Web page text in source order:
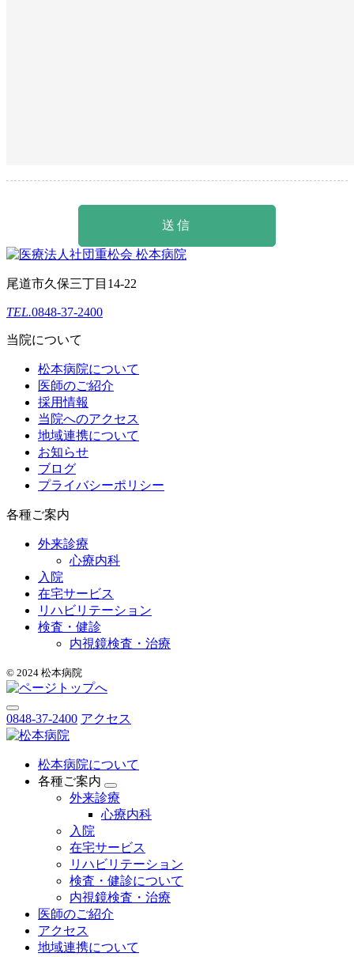
尾道市久保三丁目14-22
TEL.0848-37-2400
当院について
松本病院について
医師のご紹介
採用情報
当院へのアクセス
地域連携について
お知らせ
ブログ
プライバシーポリシー
各種ご案内
外来診療
心療内科
入院
在宅サービス
リハビリテーション
検査・健診
内視鏡検査・治療
© 2024 松本病院
0848-37-2400 アクセス
松本病院について
各種ご案内
外来診療
心療内科
入院
在宅サービス
リハビリテーション
検査・健診について
内視鏡検査・治療
医師のご紹介
アクセス
地域連携について